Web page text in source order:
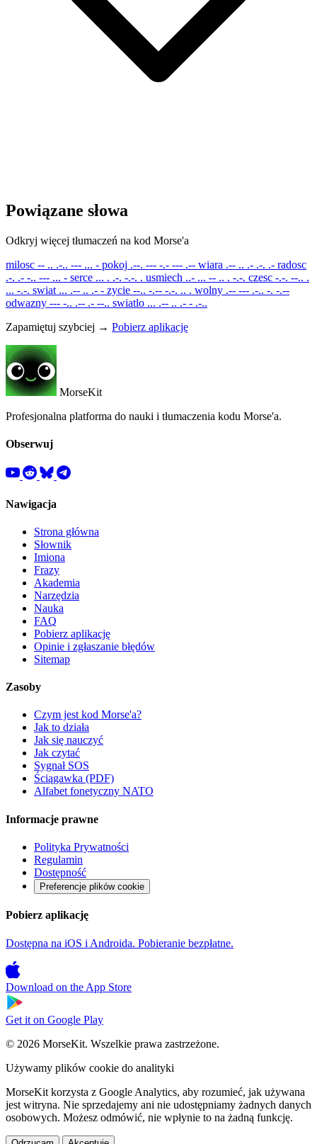
Powiązane słowa
Odkryj więcej tłumaczeń na kod Morse'a
milosc -- .. .-.. --- ... - pokoj .--. --- -.- --- .-- wiara .-- .. .- .-. .- radosc
.-. .- -.. --- ... - serce ... . .-. -.-. . usmiech ..- ... -- .. . -.-. czesc -.-. --.. .
... -.-. swiat ... .-- .. .- - zycie --.. -.-- -.-. .. . wolny .-- --- .-.. -. -.--
odwazny --- -.. .-- .- --.. swiatlo ... .-- .. .- - .-..
Zapamiętuj szybciej → Pobierz aplikację
MorseKit
Profesjonalna platforma do nauki i tłumaczenia kodu Morse'a.
Obserwuj
Nawigacja
Strona główna
Słownik
Imiona
Frazy
Akademia
Narzędzia
Nauka
FAQ
Pobierz aplikację
Opinie i zgłaszanie błędów
Sitemap
Zasoby
Czym jest kod Morse'a?
Jak to działa
Jak się nauczyć
Jak czytać
Sygnał SOS
Ściągawka (PDF)
Alfabet fonetyczny NATO
Informacje prawne
Polityka Prywatności
Regulamin
Dostępność
Preferencje plików cookie
Pobierz aplikację
Dostępna na iOS i Androida. Pobieranie bezpłatne.
Download on the App Store
Get it on Google Play
© 2026 MorseKit. Wszelkie prawa zastrzeżone.
Używamy plików cookie do analityki
MorseKit korzysta z Google Analytics, aby rozumieć, jak używana
jest witryna. Nie sprzedajemy ani nie udostępniamy żadnych danych
osobowych. Możesz odmówić, nie wpłynie to na żadną funkcję.